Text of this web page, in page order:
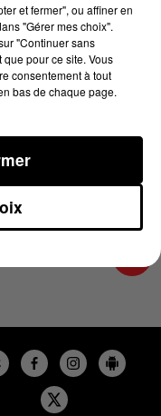
24/12/2024 À
et fermer", ou affiner en
"Gérer mes choix".
"Continuer sans
pour ce site. Vous
consentement à tout
bas de chaque page.